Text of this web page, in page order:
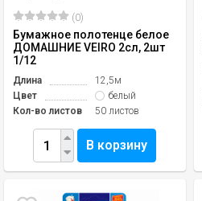
(0)
Бумажное полотенце белое
ДОМАШНИЕ VEIRO 2сл, 2шт
1/12
Длина
12,5м
Цвет
белый
Кол-во листов
50 листов
В корзину